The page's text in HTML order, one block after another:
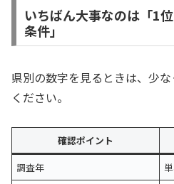
いちばん大事なのは「1
条件」
県別の数字を見るときは、少
ください。
確認ポイント
調査年